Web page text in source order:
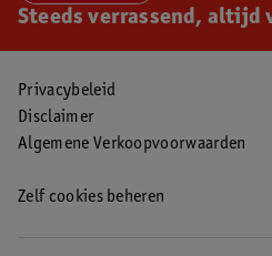
Steeds verrassend, altijd
Privacybeleid
Disclaimer
Algemene Verkoopvoorwaarden
Zelf cookies beheren